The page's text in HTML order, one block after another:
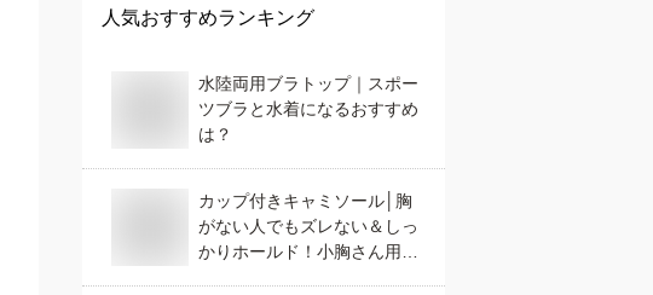
人気おすすめランキング
水陸両用ブラトップ｜スポー
ツブラと水着になるおすすめ
は？
カップ付きキャミソール│胸
がない人でもズレない＆しっ
かりホールド！小胸さん用イ